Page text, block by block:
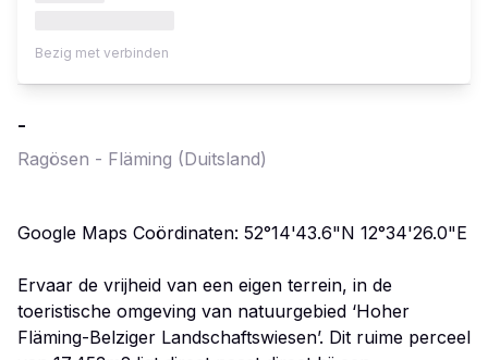
-
Ragösen - Fläming (Duitsland)
Google Maps Coördinaten: 52°14'43.6"N 12°34'26.0"E
Ervaar de vrijheid van een eigen terrein, in de
toeristische omgeving van natuurgebied ‘Hoher
Fläming-Belziger Landschaftswiesen’. Dit ruime perceel
Bezig met verbinden